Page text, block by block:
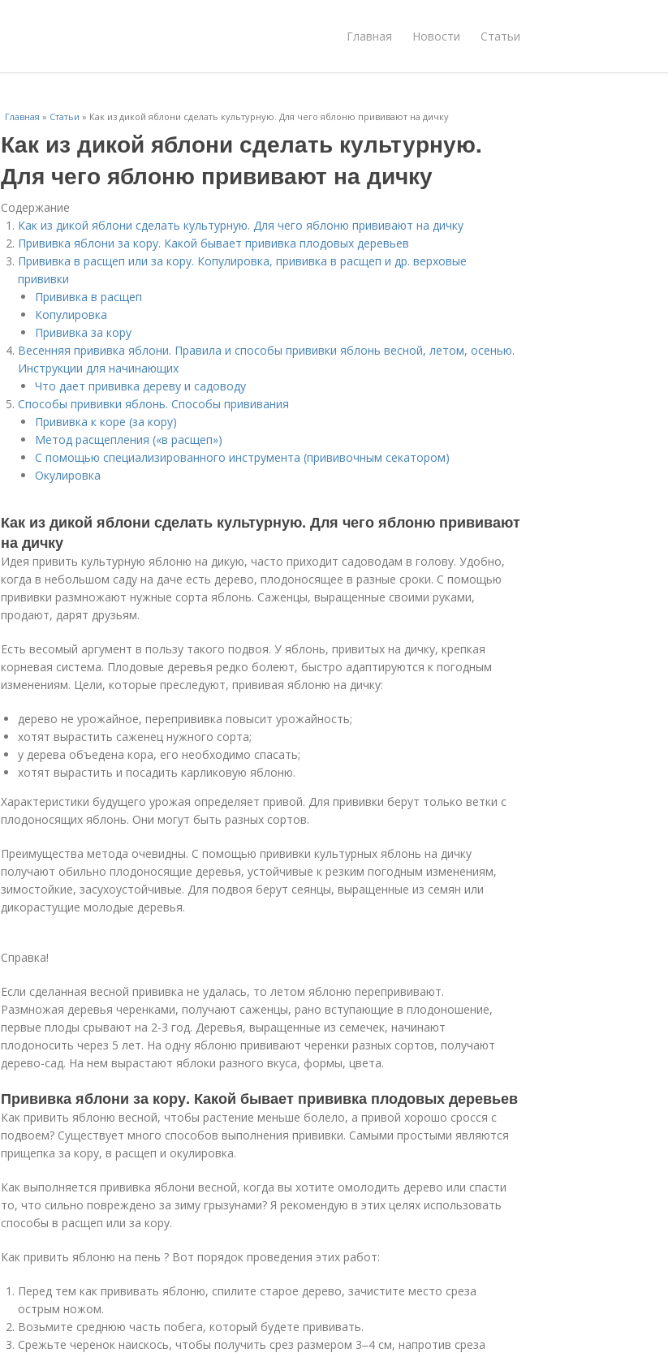
Главная Новости Статьи
Главная » Статьи » Как из дикой яблони сделать культурную. Для чего яблоню прививают на дичку
Как из дикой яблони сделать культурную.
Для чего яблоню прививают на дичку
Содержание
Как из дикой яблони сделать культурную. Для чего яблоню прививают на дичку
Прививка яблони за кору. Какой бывает прививка плодовых деревьев
Прививка в расщеп или за кору. Копулировка, прививка в расщеп и др. верховые
прививки
Прививка в расщеп
Копулировка
Прививка за кору
Весенняя прививка яблони. Правила и способы прививки яблонь весной, летом, осенью.
Инструкции для начинающих
Что дает прививка дереву и садоводу
Способы прививки яблонь. Способы прививания
Прививка к коре (за кору)
Метод расщепления («в расщеп»)
С помощью специализированного инструмента (прививочным секатором)
Окулировка
Как из дикой яблони сделать культурную. Для чего яблоню прививают
на дичку
Идея привить культурную яблоню на дикую, часто приходит садоводам в голову. Удобно,
когда в небольшом саду на даче есть дерево, плодоносящее в разные сроки. С помощью
прививки размножают нужные сорта яблонь. Саженцы, выращенные своими руками,
продают, дарят друзьям.
Есть весомый аргумент в пользу такого подвоя. У яблонь, привитых на дичку, крепкая
корневая система. Плодовые деревья редко болеют, быстро адаптируются к погодным
изменениям. Цели, которые преследуют, прививая яблоню на дичку:
дерево не урожайное, перепрививка повысит урожайность;
хотят вырастить саженец нужного сорта;
у дерева объедена кора, его необходимо спасать;
хотят вырастить и посадить карликовую яблоню.
Характеристики будущего урожая определяет привой. Для прививки берут только ветки с
плодоносящих яблонь. Они могут быть разных сортов.
Преимущества метода очевидны. С помощью прививки культурных яблонь на дичку
получают обильно плодоносящие деревья, устойчивые к резким погодным изменениям,
зимостойкие, засухоустойчивые. Для подвоя берут сеянцы, выращенные из семян или
дикорастущие молодые деревья.
Справка!
Если сделанная весной прививка не удалась, то летом яблоню перепрививают.
Размножая деревья черенками, получают саженцы, рано вступающие в плодоношение,
первые плоды срывают на 2-3 год. Деревья, выращенные из семечек, начинают
плодоносить через 5 лет. На одну яблоню прививают черенки разных сортов, получают
дерево-сад. На нем вырастают яблоки разного вкуса, формы, цвета.
Прививка яблони за кору. Какой бывает прививка плодовых деревьев
Как привить яблоню весной, чтобы растение меньше болело, а привой хорошо сросся с
подвоем? Существует много способов выполнения прививки. Самыми простыми являются
прищепка за кору, в расщеп и окулировка.
Как выполняется прививка яблони весной, когда вы хотите омолодить дерево или спасти
то, что сильно повреждено за зиму грызунами? Я рекомендую в этих целях использовать
способы в расщеп или за кору.
Как привить яблоню на пень ? Вот порядок проведения этих работ:
Перед тем как прививать яблоню, спилите старое дерево, зачистите место среза
острым ножом.
Возьмите среднюю часть побега, который будете прививать.
Срежьте черенок наискось, чтобы получить срез размером 3‒4 см, напротив среза